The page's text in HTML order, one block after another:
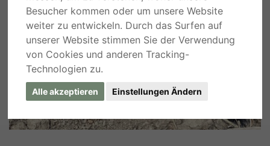
Besucher kommen oder um unsere Website
weiter zu entwickeln. Durch das Surfen auf
unserer Website stimmen Sie der Verwendung
von Cookies und anderen Tracking-
Technologien zu.
Alle akzeptieren Einstellungen Ändern